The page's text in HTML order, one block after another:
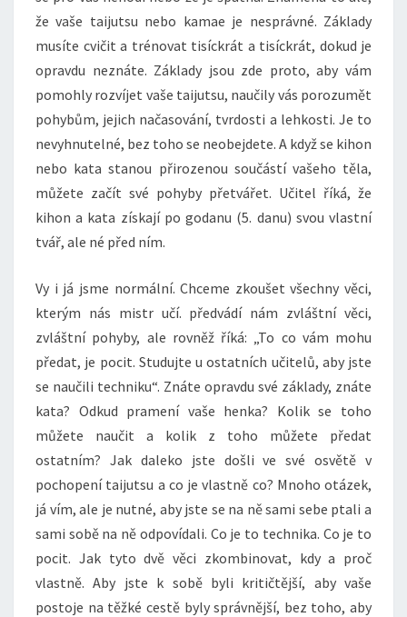
že vaše taijutsu nebo kamae je nesprávné. Základy
musíte cvičit a trénovat tisíckrát a tisíckrát, dokud je
opravdu neznáte. Základy jsou zde proto, aby vám
pomohly rozvíjet vaše taijutsu, naučily vás porozumět
pohybům, jejich načasování, tvrdosti a lehkosti. Je to
nevyhnutelné, bez toho se neobejdete. A když se kihon
nebo kata stanou přirozenou součástí vašeho těla,
můžete začít své pohyby přetvářet. Učitel říká, že
kihon a kata získají po godanu (5. danu) svou vlastní
tvář, ale né před ním.
Vy i já jsme normální. Chceme zkoušet všechny věci,
kterým nás mistr učí. předvádí nám zvláštní věci,
zvláštní pohyby, ale rovněž říká: „To co vám mohu
předat, je pocit. Studujte u ostatních učitelů, aby jste
se naučili techniku“. Znáte opravdu své základy, znáte
kata? Odkud pramení vaše henka? Kolik se toho
můžete naučit a kolik z toho můžete předat
ostatním? Jak daleko jste došli ve své osvětě v
pochopení taijutsu a co je vlastně co? Mnoho otázek,
já vím, ale je nutné, aby jste se na ně sami sebe ptali a
sami sobě na ně odpovídali. Co je to technika. Co je to
pocit. Jak tyto dvě věci zkombinovat, kdy a proč
vlastně. Aby jste k sobě byli kritičtější, aby vaše
postoje na těžké cestě byly správnější, bez toho, aby